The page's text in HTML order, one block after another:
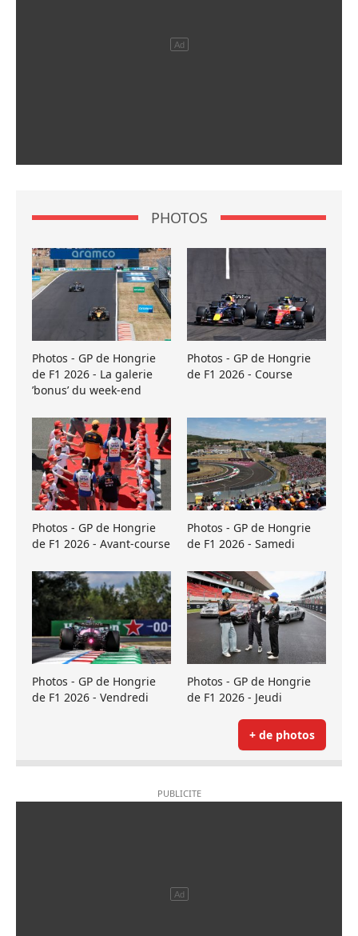
PHOTOS
Photos - GP de Hongrie
de F1 2026 - La galerie
’bonus’ du week-end
Photos - GP de Hongrie
de F1 2026 - Course
Photos - GP de Hongrie
de F1 2026 - Avant-course
Photos - GP de Hongrie
de F1 2026 - Samedi
Photos - GP de Hongrie
de F1 2026 - Vendredi
Photos - GP de Hongrie
de F1 2026 - Jeudi
+ de photos